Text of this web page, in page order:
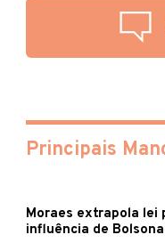
Principais
Moraes extrapola lei
influência de